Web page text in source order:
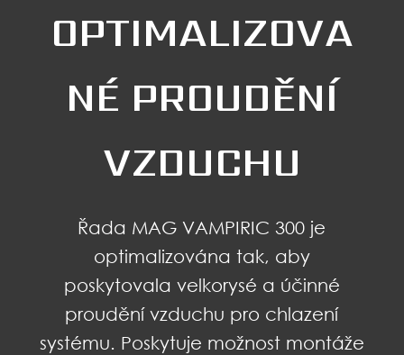
OPTIMALIZOVA
NÉ PROUDĚNÍ
VZDUCHU
Řada MAG VAMPIRIC 300 je
optimalizována tak, aby
poskytovala velkorysé a účinné
proudění vzduchu pro chlazení
systému. Poskytuje možnost montáže